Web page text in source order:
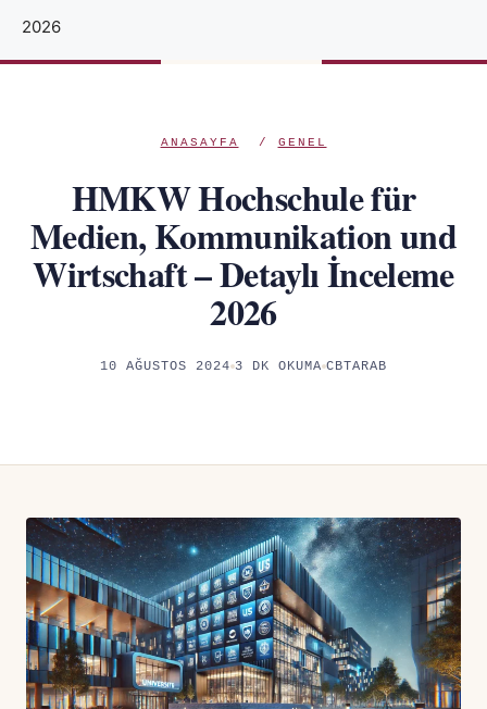
2026
ANASAYFA / GENEL
HMKW Hochschule für
Medien, Kommunikation und
Wirtschaft – Detaylı İnceleme
2026
10 AĞUSTOS 2024 3 DK OKUMA CBTARAB